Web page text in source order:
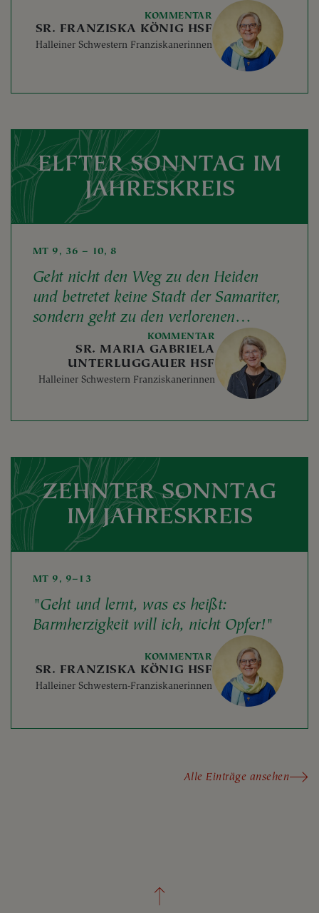
KOMMENTAR
SR. FRANZISKA KÖNIG HSF
Halleiner Schwestern Franziskanerinnen
ELFTER SONNTAG IM
JAHRESKREIS
MT 9, 36 – 10, 8
Geht nicht den Weg zu den Heiden
und betretet keine Stadt der Samariter,
sondern geht zu den verlorenen
Schafen des Hauses Israel!
KOMMENTAR
SR. MARIA GABRIELA
UNTERLUGGAUER HSF
Halleiner Schwestern Franziskanerinnen
ZEHNTER SONNTAG
IM JAHRESKREIS
MT 9, 9–13
"Geht und lernt, was es heißt:
Barmherzigkeit will ich, nicht Opfer!"
KOMMENTAR
SR. FRANZISKA KÖNIG HSF
Halleiner Schwestern-Franziskanerinnen
Alle Einträge ansehen